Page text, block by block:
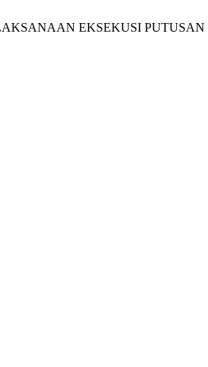
EKSEKUSI